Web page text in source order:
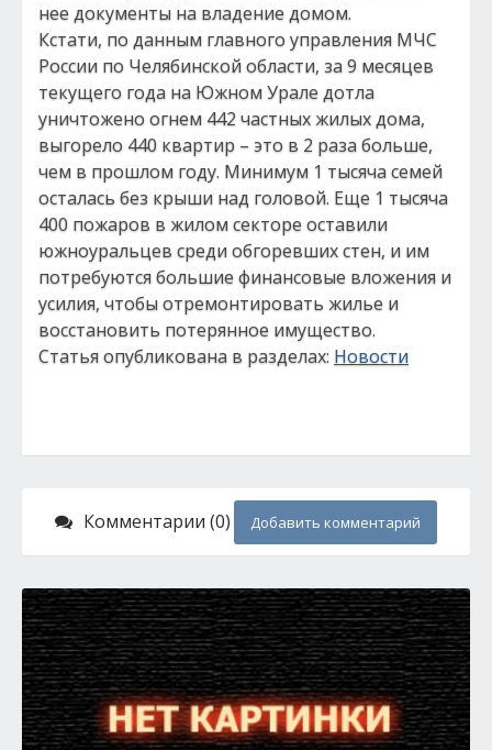
нее документы на владение домом.
Кстати, по данным главного управления МЧС
России по Челябинской области, за 9 месяцев
текущего года на Южном Урале дотла
уничтожено огнем 442 частных жилых дома,
выгорело 440 квартир – это в 2 раза больше,
чем в прошлом году. Минимум 1 тысяча семей
осталась без крыши над головой. Еще 1 тысяча
400 пожаров в жилом секторе оставили
южноуральцев среди обгоревших стен, и им
потребуются большие финансовые вложения и
усилия, чтобы отремонтировать жилье и
восстановить потерянное имущество.
Статья опубликована в разделах: Новости
Комментарии (0) Добавить комментарий